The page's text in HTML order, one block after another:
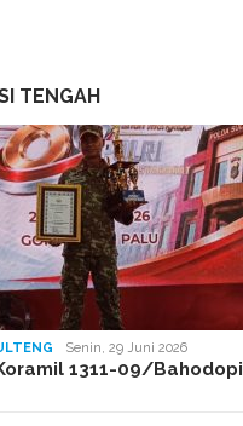
TENGAH
Senin, 29 Juni 2026
1311-09/Bahodopi